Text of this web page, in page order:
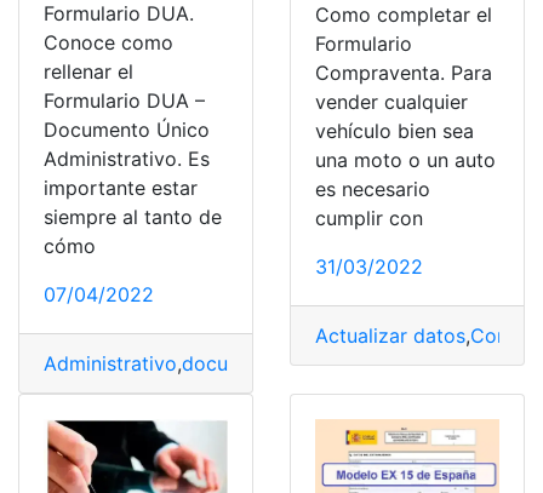
Formulario DUA.
Conoce como
rellenar el
Formulario DUA –
Documento Único
Administrativo. Es
importante estar
siempre al tanto de
cómo
07/04/2022
Administrativo,documento ,DUA,España,formulario,
Como completar el
Formulario
Compraventa. Para
vender cualquier
vehículo bien sea
una moto o un auto
es necesario
cumplir con
31/03/2022
Actualizar datos,